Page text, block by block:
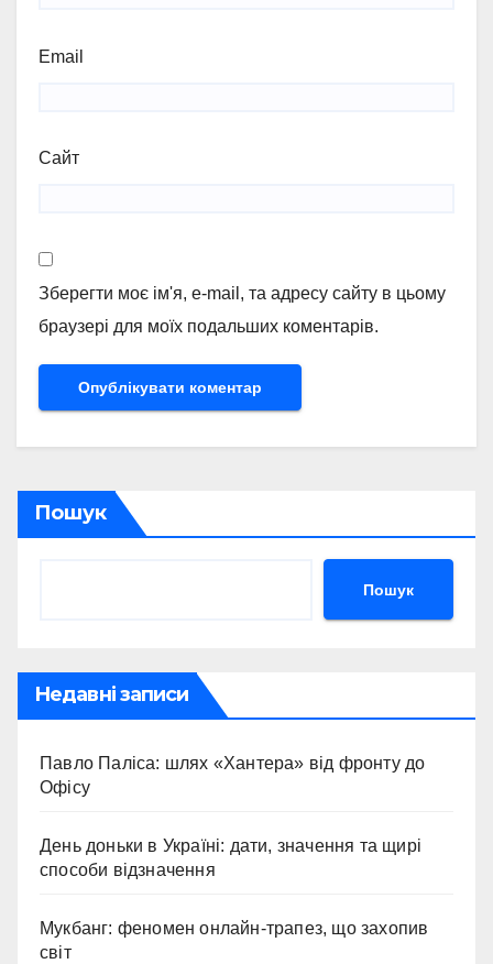
Email
Сайт
Зберегти моє ім'я, e-mail, та адресу сайту в цьому
браузері для моїх подальших коментарів.
Пошук
Пошук
Недавні записи
Павло Паліса: шлях «Хантера» від фронту до
Офісу
День доньки в Україні: дати, значення та щирі
способи відзначення
Мукбанг: феномен онлайн-трапез, що захопив
світ